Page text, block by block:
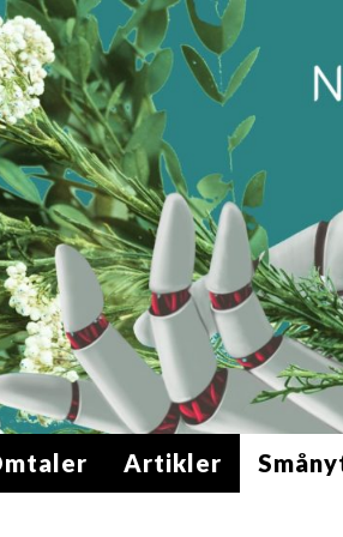
Artikler